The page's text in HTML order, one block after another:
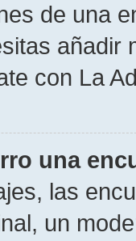
de una
añadir
con La
una
las
un